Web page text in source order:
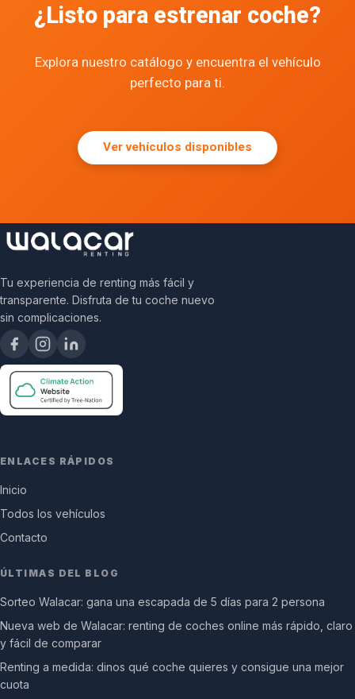
¿Listo para estrenar coche?
Explora nuestro catálogo y encuentra el vehículo
perfecto para ti.
Ver vehículos disponibles
Tu experiencia de renting más fácil y
transparente. Disfruta de tu coche nuevo
sin complicaciones.
ENLACES RÁPIDOS
Inicio
Todos los vehículos
Contacto
ÚLTIMAS DEL BLOG
Sorteo Walacar: gana una escapada de 5 días para 2 persona
Nueva web de Walacar: renting de coches online más rápido, claro
y fácil de comparar
Renting a medida: dinos qué coche quieres y consigue una mejor
cuota